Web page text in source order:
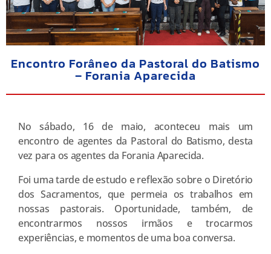
Encontro Forâneo da Pastoral do Batismo
– Forania Aparecida
No sábado, 16 de maio, aconteceu mais um
encontro de agentes da Pastoral do Batismo, desta
vez para os agentes da Forania Aparecida.
Foi uma tarde de estudo e reflexão sobre o Diretório
dos Sacramentos, que permeia os trabalhos em
nossas pastorais. Oportunidade, também, de
encontrarmos nossos irmãos e trocarmos
experiências, e momentos de uma boa conversa.